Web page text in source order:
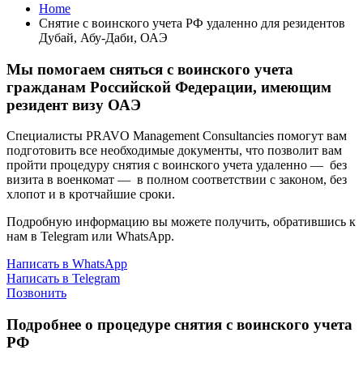
Home
Снятие с воинского учета РФ удаленно для резидентов
Дубай, Абу-Даби, ОАЭ
Мы помогаем сняться с воинского учета
гражданам Российской Федерации, имеющим
резидент визу ОАЭ
Специалисты PRAVO Management Consultancies помогут вам
подготовить все необходимые документы, что позволит вам
пройти процедуру снятия с воинского учета удаленно — без
визита в военкомат — в полном соответствии с законом, без
хлопот и в кротчайшие сроки.
Подробную информацию вы можете получить, обратившись к
нам в Telegram или WhatsApp.
Написать в WhatsApp
Написать в Telegram
Позвонить
Подробнее о процедуре снятия с воинского учета
РФ